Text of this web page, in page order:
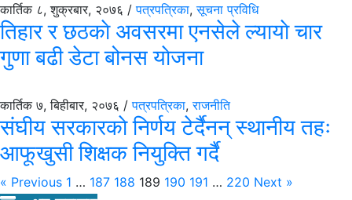
कार्तिक ८, शुक्रबार, २०७६ /पत्रपत्रिका,सूचना प्रविधि
तिहार र छठकाे अवसरमा एनसेले ल्यायाे चार
गुणा बढी डेटा बोनस याेजना
कार्तिक ७, बिहीबार, २०७६ /पत्रपत्रिका,राजनीति
संघीय सरकारकाे निर्णय टेर्दैनन् स्थानीय तहः
आफूखुसी शिक्षक नियुक्ति गर्दै
« Previous 1 … 187 188 189 190 191 … 220 Next »